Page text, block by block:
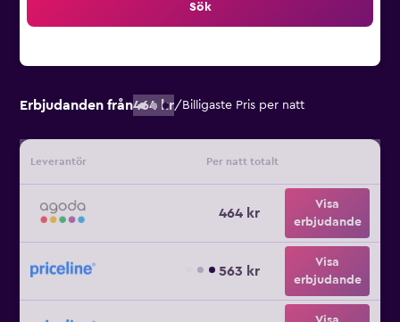
Sök
Erbjudanden från464 kr/ Billigaste Pris per natt
Leverantör Per natt totalt
464 kr
Visa
erbjudande
563 kr
Visa
erbjudande